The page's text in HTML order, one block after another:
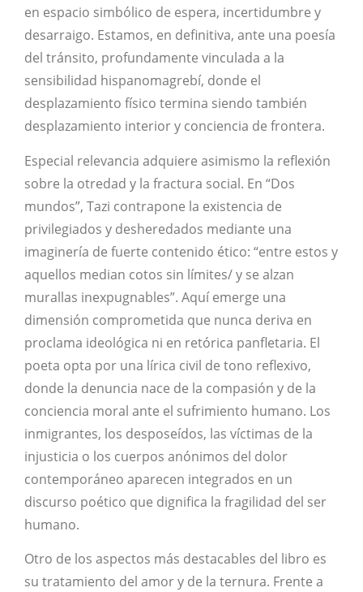
en espacio simbólico de espera, incertidumbre y
desarraigo. Estamos, en definitiva, ante una poesía
del tránsito, profundamente vinculada a la
sensibilidad hispanomagrebí, donde el
desplazamiento físico termina siendo también
desplazamiento interior y conciencia de frontera.
Especial relevancia adquiere asimismo la reflexión
sobre la otredad y la fractura social. En “Dos
mundos”, Tazi contrapone la existencia de
privilegiados y desheredados mediante una
imaginería de fuerte contenido ético: “entre estos y
aquellos median cotos sin límites/ y se alzan
murallas inexpugnables”. Aquí emerge una
dimensión comprometida que nunca deriva en
proclama ideológica ni en retórica panfletaria. El
poeta opta por una lírica civil de tono reflexivo,
donde la denuncia nace de la compasión y de la
conciencia moral ante el sufrimiento humano. Los
inmigrantes, los desposeídos, las víctimas de la
injusticia o los cuerpos anónimos del dolor
contemporáneo aparecen integrados en un
discurso poético que dignifica la fragilidad del ser
humano.
Otro de los aspectos más destacables del libro es
su tratamiento del amor y de la ternura. Frente a